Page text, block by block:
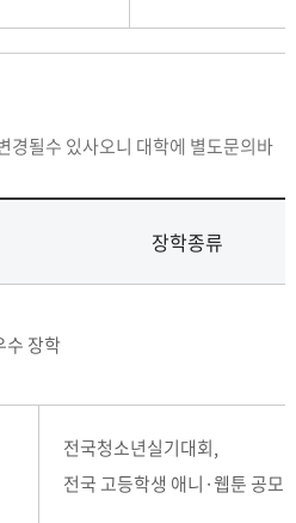
경될수 있사오니 대학에 별도문의바
장학종류
수 장학
전국청소년실기대회,
전국 고등학생 애니·웹툰 공모